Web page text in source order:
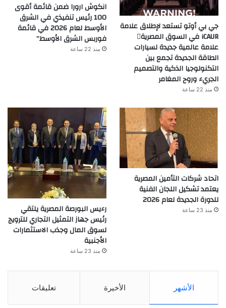
جي بي أوتو تستعد لإطلاق علامة
iCAUR في السوق المصرية
علامة عالمية جديدة لسيارات
الطاقة الجديدة تجمع بين
التكنولوجيا الذكية والتصميم
الجريء وروح المغامر
منذ 22 ساعة
انكوش ارورا ضمن قائمة أقوى
100 رئيس تنفيذي في الشرق
الأوسط لعام 2026 في قائمة
فوربس الشرق الأوسط”
منذ 22 ساعة
اتحاد شركات التأمين المصرية
يعتمد تشكيل اللجان الفنية
للدورة الجديدة لعام 2026
منذ 23 ساعة
رءيس البورصة المصرية يلتقي
رئيس جهاز التمثيل التجاري للترويج
لسوق المال وجذب الاستثمارات
الأجنبية
منذ 23 ساعة
الأشهر الأخيرة تعليقات